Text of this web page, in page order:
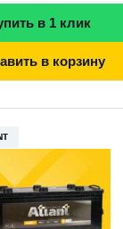
в 1 клик
в корзину